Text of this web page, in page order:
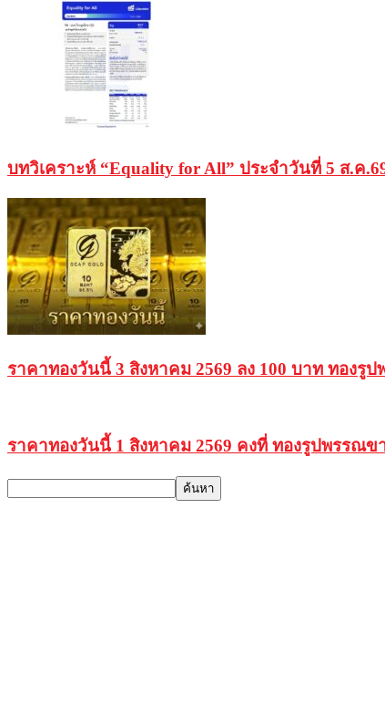
บทวิเคราะห์ “Equality for All” ประจำวันที่ 5 ส.ค
ราคาทองวันนี้ 3 สิงหาคม 2569 ลง 100 บาท ทองรู
ราคาทองวันนี้ 1 สิงหาคม 2569 คงที่ ทองรูปพรรณข